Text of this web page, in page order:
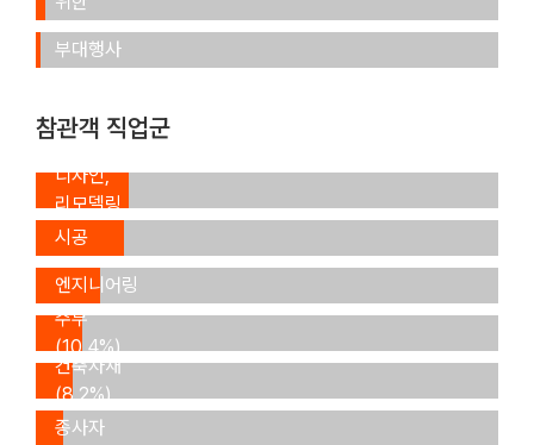
(4.2%)
사전
조사
포럼 등
부대행사
참관객 직업군
인테리어,
디자인,
리모델링
(20.0%)
건설,
시공
(18.5%)
설계,
엔지니어링
(14.3%)
주부
(10.4%)
건축자재
(8.2%)
타 업계
종사자